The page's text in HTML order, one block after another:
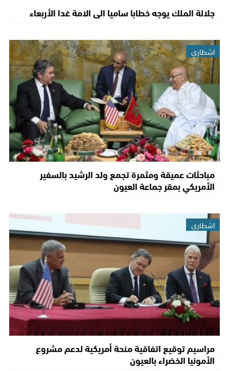
جلالة الملك يوجه خطابا ساميا الى الامة غدا الأربعاء
اشطاري
مباحثات عميقة ومثمرة تجمع ولد الرشيد بالسفير
الأمريكي بمقر جماعة العيون
اشطاري
مراسيم توقيع اتفاقية منحة أمريكية لدعم مشروع
الأمونيا الخضراء بالعيون